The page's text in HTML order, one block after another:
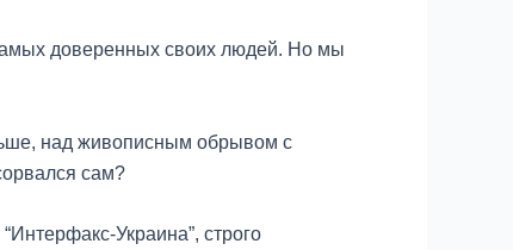
доверенных своих людей. Но мы
над живописным обрывом с
сам?
Украина”, строго